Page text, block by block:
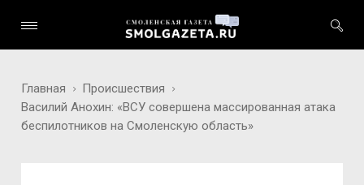
Главная
Происшествия
Василий Анохин: «ВСУ совершена массированная атака
беспилотников на Смоленскую область»